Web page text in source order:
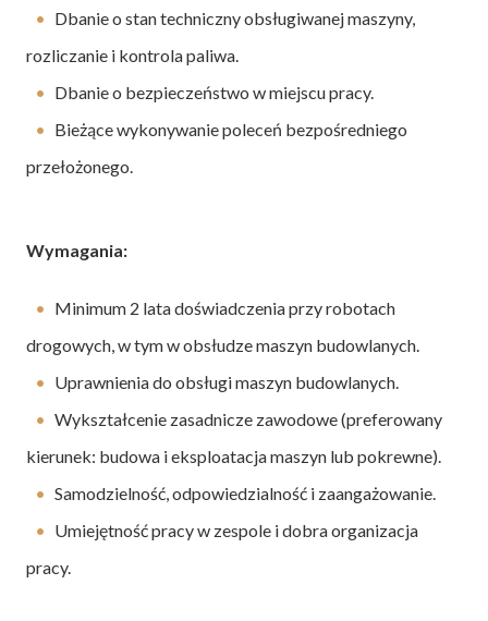
Dbanie o stan techniczny obsługiwanej maszyny,
rozliczanie i kontrola paliwa.
Dbanie o bezpieczeństwo w miejscu pracy.
Bieżące wykonywanie poleceń bezpośredniego
przełożonego.
Wymagania:
Minimum 2 lata doświadczenia przy robotach
drogowych, w tym w obsłudze maszyn budowlanych.
Uprawnienia do obsługi maszyn budowlanych.
Wykształcenie zasadnicze zawodowe (preferowany
kierunek: budowa i eksploatacja maszyn lub pokrewne).
Samodzielność, odpowiedzialność i zaangażowanie.
Umiejętność pracy w zespole i dobra organizacja
pracy.